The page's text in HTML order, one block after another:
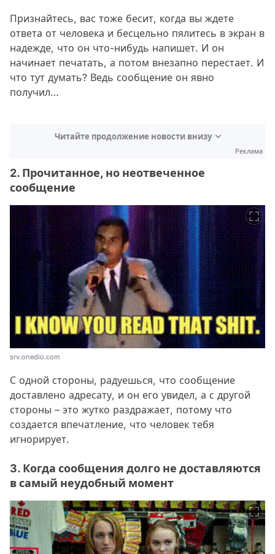
Признайтесь, вас тоже бесит, когда вы ждете
ответа от человека и бесцельно пялитесь в экран в
надежде, что он что-нибудь напишет. И он
начинает печатать, а потом внезапно перестает. И
что тут думать? Ведь сообщение он явно
получил…
Читайте продолжение новости внизу
Реклама
2. Прочитанное, но неотвеченное
сообщение
srv.onedio.com
С одной стороны, радуешься, что сообщение
доставлено адресату, и он его увидел, а с другой
стороны – это жутко раздражает, потому что
создается впечатление, что человек тебя
игнорирует.
3. Когда сообщения долго не доставляются
в самый неудобный момент